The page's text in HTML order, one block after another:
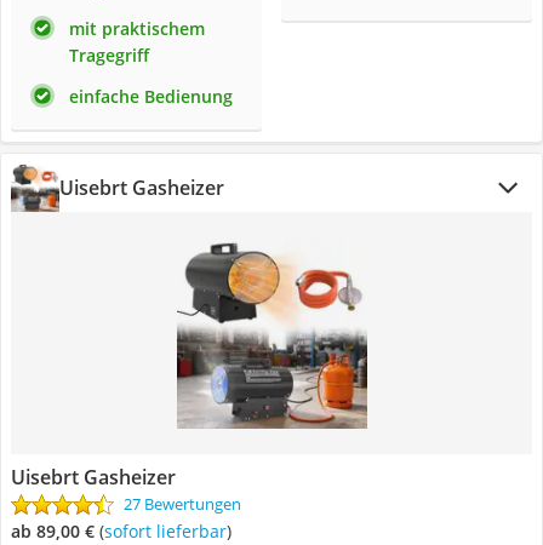
mit praktischem
Tragegriff
einfache Bedienung
Uisebrt Gasheizer
Uisebrt Gasheizer
27 Bewertungen
ab 89,00 € ( Sofort lieferbar)